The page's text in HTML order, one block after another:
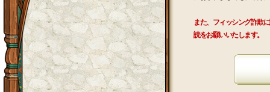
また、フィッシング詐欺
読をお願いいたします。